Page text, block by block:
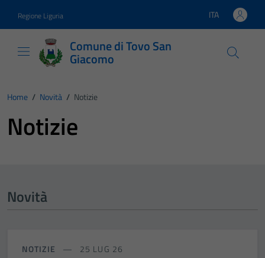
Regione Liguria Lingua attiva:
ITA
Comune di Tovo San
Giacomo
Home / Novità / Notizie
Notizie
Novità
NOTIZIE 25 LUG 26